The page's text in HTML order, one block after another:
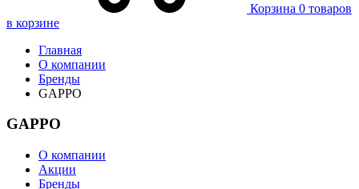
Корзина 0 товаров
в корзине
Главная
О компании
Бренды
GAPPO
GAPPO
О компании
Акции
Бренды